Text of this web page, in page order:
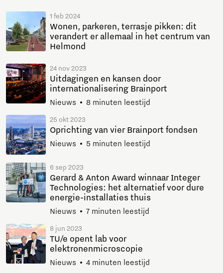
1 feb 2024
Wonen, parkeren, terrasje pikken: dit
verandert er allemaal in het centrum van
Helmond
24 nov 2023
Uitdagingen en kansen door
internationalisering Brainport
Nieuws 8 minuten leestijd
25 okt 2023
Oprichting van vier Brainport fondsen
Nieuws 5 minuten leestijd
6 sep 2023
Gerard & Anton Award winnaar Integer
Technologies: het alternatief voor dure
energie-installaties thuis
Nieuws 7 minuten leestijd
8 jun 2023
TU/e opent lab voor
elektronenmicroscopie
Nieuws 4 minuten leestijd